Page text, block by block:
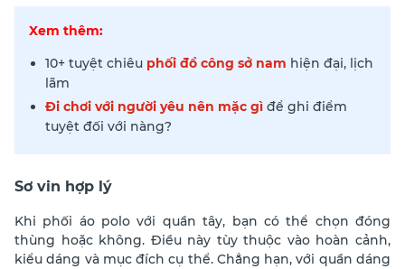
Xem thêm:
10+ tuyệt chiêu phối đồ công sở nam hiện đại, lịch
lãm
Đi chơi với người yêu nên mặc gì để ghi điểm
tuyệt đối với nàng?
Sơ vin hợp lý
Khi phối áo polo với quần tây, bạn có thể chọn đóng
thùng hoặc không. Điều này tùy thuộc vào hoàn cảnh,
kiểu dáng và mục đích cụ thể. Chẳng hạn, với quần dáng